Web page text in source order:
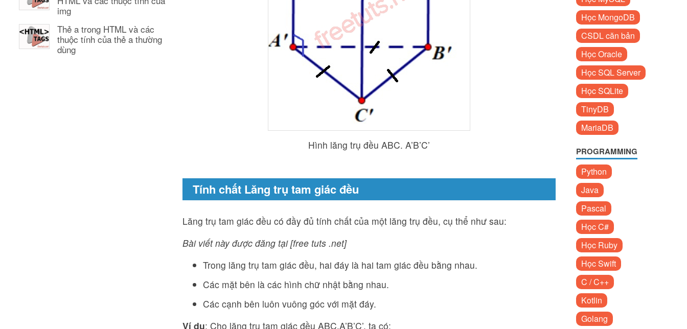
img
Thẻ a trong HTML và các
thuộc tính của thẻ a thường
dùng
Hình lăng trụ đều ABC. A’B’C’
Tính chất Lăng trụ tam giác đều
Lăng trụ tam giác đều có đầy đủ tính chất của một lăng trụ đều, cụ thể như sau:
Bài viết này được đăng tại [free tuts .net]
Trong lăng trụ tam giác đều, hai đáy là hai tam giác đều bằng nhau.
Các mặt bên là các hình chữ nhật bằng nhau.
Các cạnh bên luôn vuông góc với mặt đáy.
Ví dụ: Cho lăng trụ tam giác đều ABC.A’B’C’, ta có:
Học MongoDB
CSDL căn bản
Học Oracle
Học SQL Server
Học SQLite
TinyDB
MariaDB
PROGRAMMING
Python
Java
Pascal
Học C#
Học Ruby
Học Swift
C / C++
Kotlin
Golang